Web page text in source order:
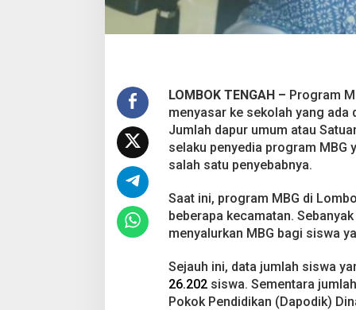
a
n
i
l
y
a
h
e
r
p
e
c
i
l
LOMBOK TENGAH – Program
menyasar ke sekolah yang ada
Jumlah dapur umum atau
selaku penyedia program MBG
salah satu penyebabnya.
Saat ini, program MBG di
beberapa kecamatan.
menyalurkan MBG bagi siswa
Sejauh ini, data jumlah siswa
26.202siswa. Sementara
Pokok Pendidikan (Dapodik)